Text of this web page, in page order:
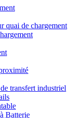
quai de chargement
transfert industriel
Batterie